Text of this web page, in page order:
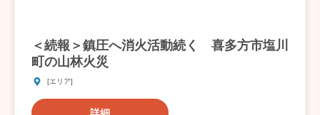
＜続報＞鎮圧へ消火活動続く 喜多方市塩川
町の山林火災
[エリア]